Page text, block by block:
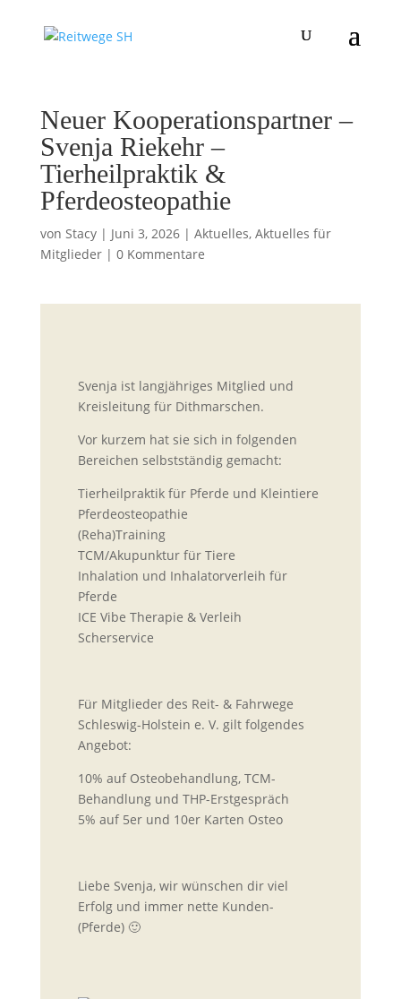
Neuer Kooperationspartner –
Svenja Riekehr –
Tierheilpraktik &
Pferdeosteopathie
von Stacy| Juni 3, 2026| Aktuelles, Aktuelles für
Mitglieder| 0 Kommentare
Svenja ist langjähriges Mitglied und
Kreisleitung für Dithmarschen.
Vor kurzem hat sie sich in folgenden
Bereichen selbstständig gemacht:
Tierheilpraktik für Pferde und Kleintiere
Pferdeosteopathie
(Reha)Training
TCM/Akupunktur für Tiere
Inhalation und Inhalatorverleih für
Pferde
ICE Vibe Therapie & Verleih
Scherservice
Für Mitglieder des Reit- & Fahrwege
Schleswig-Holstein e. V. gilt folgendes
Angebot:
10% auf Osteobehandlung, TCM-
Behandlung und THP-Erstgespräch
5% auf 5er und 10er Karten Osteo
Liebe Svenja, wir wünschen dir viel
Erfolg und immer nette Kunden-
(Pferde) 🙂